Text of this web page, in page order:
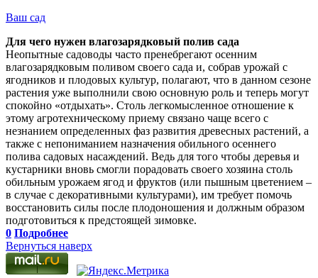
Ваш сад
Для чего нужен влагозарядковый полив сада
Неопытные садоводы часто пренебрегают осенним
влагозарядковым поливом своего сада и, собрав урожай с
ягодников и плодовых культур, полагают, что в данном сезоне
растения уже выполнили свою основную роль и теперь могут
спокойно «отдыхать». Столь легкомысленное отношение к
этому агротехническому приему связано чаще всего с
незнанием определенных фаз развития древесных растений, а
также с непониманием назначения обильного осеннего
полива садовых насаждений. Ведь для того чтобы деревья и
кустарники вновь смогли порадовать своего хозяина столь
обильным урожаем ягод и фруктов (или пышным цветением –
в случае с декоративными культурами), им требует помочь
восстановить силы после плодоношения и должным образом
подготовиться к предстоящей зимовке.
0 Подробнее
Вернуться наверх